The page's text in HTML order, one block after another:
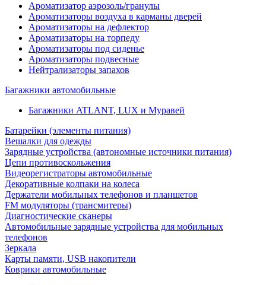
Ароматизатор аэрозоль/гранулы
Ароматизаторы воздуха в карманы дверей
Ароматизаторы на дефлектор
Ароматизаторы на торпеду
Ароматизаторы под сиденье
Ароматизаторы подвесные
Нейтрализаторы запахов
Багажники автомобильные
Багажники ATLANT, LUX и Муравей
Батарейки (элементы питания)
Вешалки для одежды
Зарядные устройства (автономные источники питания)
Цепи противоскольжения
Видеорегистраторы автомобильные
Декоративные колпаки на колеса
Держатели мобильных телефонов и планшетов
FM модуляторы (трансмитеры)
Диагностические сканеры
Автомобильные зарядные устройства для мобильных
телефонов
Зеркала
Карты памяти, USB накопители
Коврики автомобильные